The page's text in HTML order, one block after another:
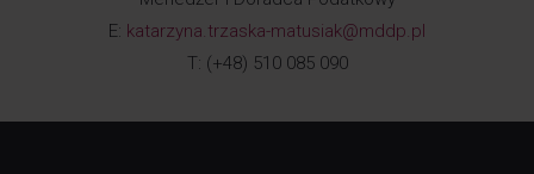
E: katarzyna.trzaska-matusiak@mddp.pl
T: (+48) 510 085 090